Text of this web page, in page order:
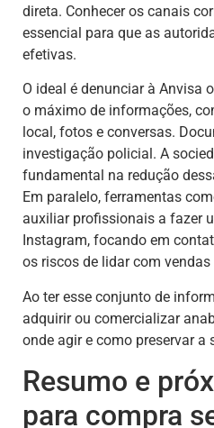
direta. Conhecer os canais
essencial para que as
efetivas.
O ideal é denunciar à Anvisa
o máximo de informações,
local, fotos e conversas.
investigação policial. A
fundamental na redução
Em paralelo, ferramentas
auxiliar profissionais a fazer
Instagram, focando em
os riscos de lidar com
Ao ter esse conjunto de
adquirir ou comercializar
onde agir e como preservar a
Resumo e
para compra